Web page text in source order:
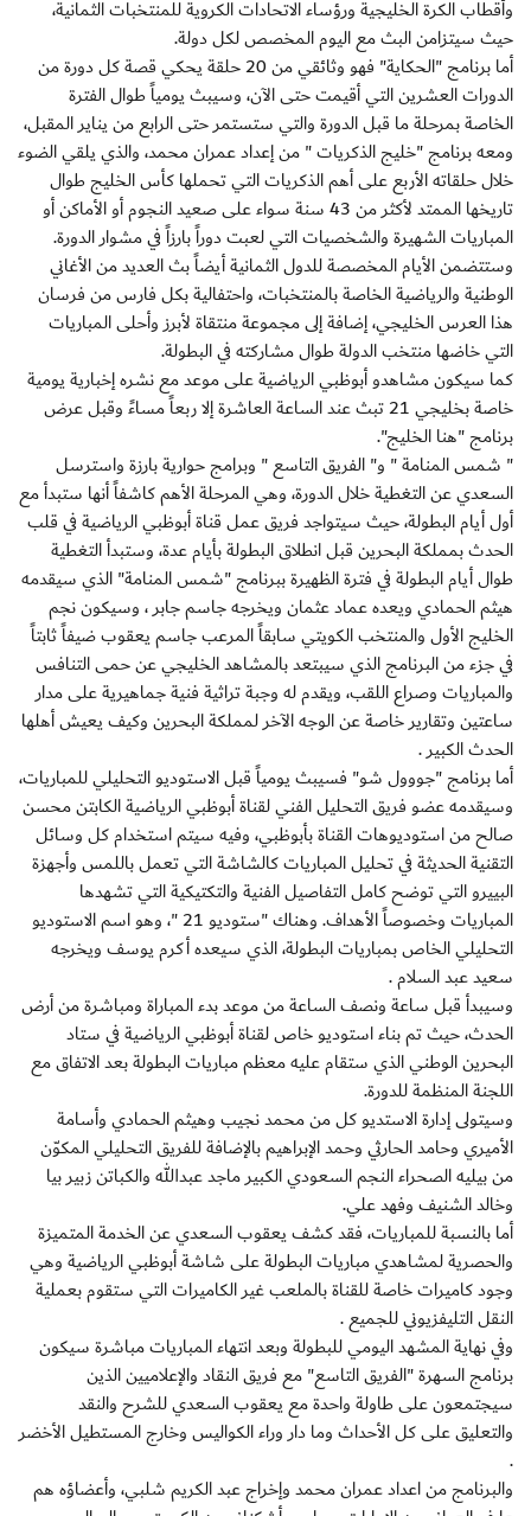
وأقطاب الكرة الخليجية ورؤساء الاتحادات الكروية للمنتخبات الثمانية،
حيث سيتزامن البث مع اليوم المخصص لكل دولة.
أما برنامج "الحكاية" فهو وثائقي من 20 حلقة يحكي قصة كل دورة من
الدورات العشرين التي أقيمت حتى الآن، وسيبث يومياً طوال الفترة
الخاصة بمرحلة ما قبل الدورة والتي ستستمر حتى الرابع من يناير المقبل،
ومعه برنامج "خليج الذكريات " من إعداد عمران محمد، والذي يلقي الضوء
خلال حلقاته الأربع على أهم الذكريات التي تحملها كأس الخليج طوال
تاريخها الممتد لأكثر من 43 سنة سواء على صعيد النجوم أو الأماكن أو
المباريات الشهيرة والشخصيات التي لعبت دوراً بارزاً في مشوار الدورة.
وستتضمن الأيام المخصصة للدول الثمانية أيضاً بث العديد من الأغاني
الوطنية والرياضية الخاصة بالمنتخبات، واحتفالية بكل فارس من فرسان
هذا العرس الخليجي، إضافة إلى مجموعة منتقاة لأبرز وأحلى المباريات
التي خاضها منتخب الدولة طوال مشاركته في البطولة.
كما سيكون مشاهدو أبوظبي الرياضية على موعد مع نشره إخبارية يومية
خاصة بخليجي 21 تبث عند الساعة العاشرة إلا ربعاً مساءً وقبل عرض
برنامج "هنا الخليج".
" شمس المنامة " و" الفريق التاسع " وبرامج حوارية بارزة واسترسل
السعدي عن التغطية خلال الدورة، وهي المرحلة الأهم كاشفاً أنها ستبدأ مع
أول أيام البطولة، حيث سيتواجد فريق عمل قناة أبوظبي الرياضية في قلب
الحدث بمملكة البحرين قبل انطلاق البطولة بأيام عدة، وستبدأ التغطية
طوال أيام البطولة في فترة الظهيرة ببرنامج "شمس المنامة" الذي سيقدمه
هيثم الحمادي ويعده عماد عثمان ويخرجه جاسم جابر ، وسيكون نجم
الخليج الأول والمنتخب الكويتي سابقاً المرعب جاسم يعقوب ضيفاً ثابتاً
في جزء من البرنامج الذي سيبتعد بالمشاهد الخليجي عن حمى التنافس
والمباريات وصراع اللقب، ويقدم له وجبة تراثية فنية جماهيرية على مدار
ساعتين وتقارير خاصة عن الوجه الآخر لمملكة البحرين وكيف يعيش أهلها
الحدث الكبير .
أما برنامج "جووول شو" فسيبث يومياً قبل الاستوديو التحليلي للمباريات،
وسيقدمه عضو فريق التحليل الفني لقناة أبوظبي الرياضية الكابتن محسن
صالح من استوديوهات القناة بأبوظبي، وفيه سيتم استخدام كل وسائل
التقنية الحديثة في تحليل المباريات كالشاشة التي تعمل باللمس وأجهزة
البييرو التي توضح كامل التفاصيل الفنية والتكتيكية التي تشهدها
المباريات وخصوصاً الأهداف. وهناك "ستوديو 21 "، وهو اسم الاستوديو
التحليلي الخاص بمباريات البطولة، الذي سيعده أكرم يوسف ويخرجه
سعيد عبد السلام .
وسيبدأ قبل ساعة ونصف الساعة من موعد بدء المباراة ومباشرة من أرض
الحدث، حيث تم بناء استوديو خاص لقناة أبوظبي الرياضية في ستاد
البحرين الوطني الذي ستقام عليه معظم مباريات البطولة بعد الاتفاق مع
اللجنة المنظمة للدورة.
وسيتولى إدارة الاستديو كل من محمد نجيب وهيثم الحمادي وأسامة
الأميري وحامد الحارثي وحمد الإبراهيم بالإضافة للفريق التحليلي المكوّن
من بيليه الصحراء النجم السعودي الكبير ماجد عبدالله والكباتن زبير بيا
وخالد الشنيف وفهد علي.
أما بالنسبة للمباريات، فقد كشف يعقوب السعدي عن الخدمة المتميزة
والحصرية لمشاهدي مباريات البطولة على شاشة أبوظبي الرياضية وهي
وجود كاميرات خاصة للقناة بالملعب غير الكاميرات التي ستقوم بعملية
النقل التليفزيوني للجميع .
وفي نهاية المشهد اليومي للبطولة وبعد انتهاء المباريات مباشرة سيكون
برنامج السهرة "الفريق التاسع" مع فريق النقاد والإعلاميين الذين
سيجتمعون على طاولة واحدة مع يعقوب السعدي للشرح والنقد
والتعليق على كل الأحداث وما دار وراء الكواليس وخارج المستطيل الأخضر
.
والبرنامج من اعداد عمران محمد وإخراج عبد الكريم شلبي، وأعضاؤه هم